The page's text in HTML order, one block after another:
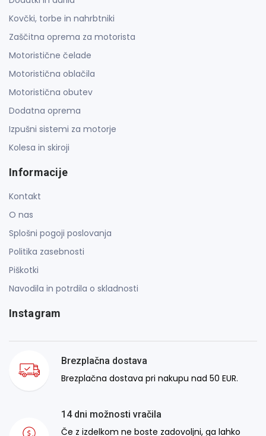
Kovčki, torbe in nahrbtniki
Zaščitna oprema za motorista
Motoristične čelade
Motoristična oblačila
Motoristična obutev
Dodatna oprema
Izpušni sistemi za motorje
Kolesa in skiroji
Informacije
Kontakt
O nas
Splošni pogoji poslovanja
Politika zasebnosti
Piškotki
Navodila in potrdila o skladnosti
Instagram
Brezplačna dostava
Brezplačna dostava pri nakupu nad 50 EUR.
14 dni možnosti vračila
Če z izdelkom ne boste zadovoljni, ga lahko